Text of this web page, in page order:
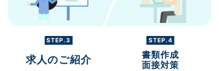
STEP.3
求人のご紹介
STEP.4
書類作成
面接対策